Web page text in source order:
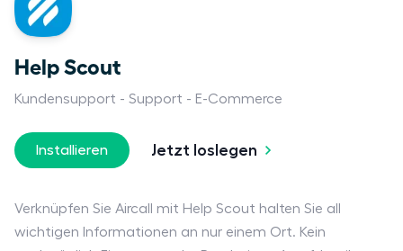
Help Scout
Kundensupport Support E-Commerce
Installieren Jetzt loslegen
Verknüpfen Sie Aircall mit Help Scout halten Sie all
wichtigen Informationen an nur einem Ort. Kein